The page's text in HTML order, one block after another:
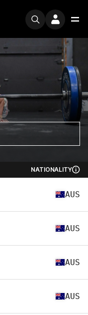
NATIONALITY
AUS
AUS
AUS
AUS